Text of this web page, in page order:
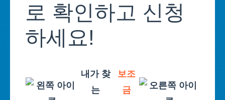
로 확인하고 신청
하세요!
내가 찾
는
보조
금